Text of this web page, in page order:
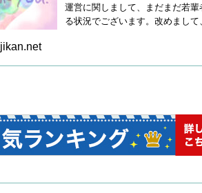
運営に関しまして、まだまだ若
る状況でございます。改めまし